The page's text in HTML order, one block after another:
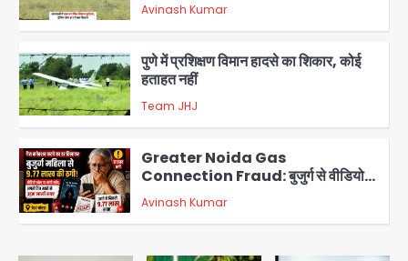
3
Avinash Kumar
4
पुणे में प्रशिक्षण विमान हादसे का शिकार, कोई
हताहत नहीं
Team JHJ
5
Greater Noida Gas
Connection Fraud: बुजुर्ग से वीडियो
कॉल पर 9.77 लाख की साइबर फ्रॉड
Avinash Kumar
Parshvanath Building